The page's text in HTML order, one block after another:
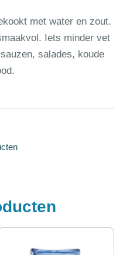
met water en zout.
Iets minder vet
salades, koude